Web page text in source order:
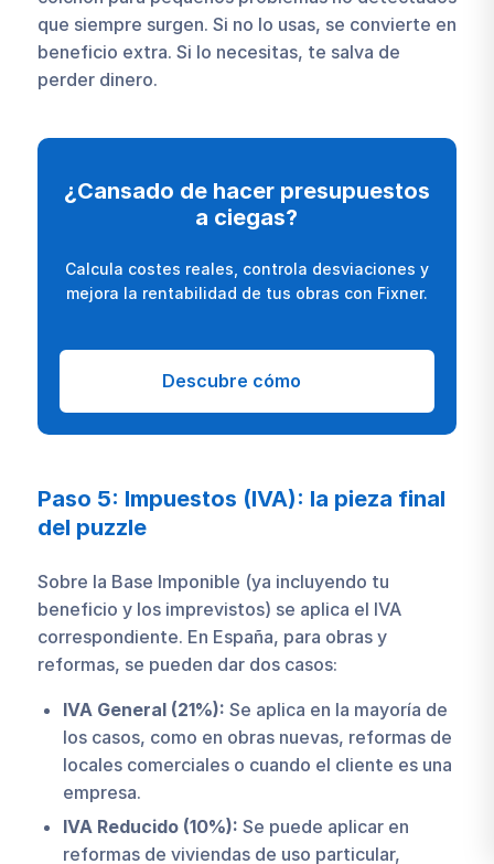
que siempre surgen. Si no lo usas, se convierte en
beneficio extra. Si lo necesitas, te salva de
perder dinero.
¿Cansado de hacer presupuestos
a ciegas?
Calcula costes reales, controla desviaciones y
mejora la rentabilidad de tus obras con Fixner.
Descubre cómo
Paso 5: Impuestos (IVA): la pieza final
del puzzle
Sobre la Base Imponible (ya incluyendo tu
beneficio y los imprevistos) se aplica el IVA
correspondiente. En España, para obras y
reformas, se pueden dar dos casos:
IVA General (21%): Se aplica en la mayoría de
los casos, como en obras nuevas, reformas de
locales comerciales o cuando el cliente es una
empresa.
IVA Reducido (10%): Se puede aplicar en
reformas de viviendas de uso particular,